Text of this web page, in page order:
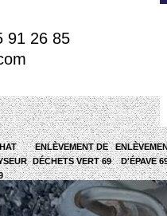
91 26 85
ENLÈVEMENT DE
DÉCHETS VERT 69
D'ÉPAVE